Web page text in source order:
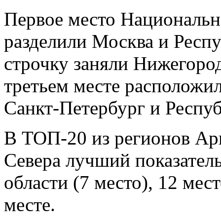
Первое место
разделили Москва и
строчку заняли
третьем месте
Санкт-Петербург и
В ТОП-20 из регионов
Севера лучший
области (7 место), 12
месте.